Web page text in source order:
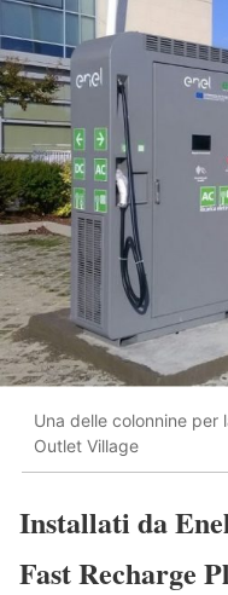
Una delle colonnine per
Outlet Village
Installati da
Fast Recharge